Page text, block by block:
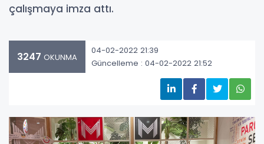
çalışmaya imza attı.
3247 OKUNMA
04-02-2022 21:39
Güncelleme : 04-02-2022 21:52